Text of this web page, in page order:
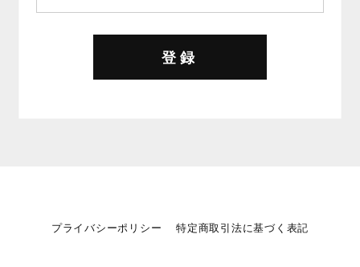
登録
プライバシーポリシー 特定商取引法に基づく表記